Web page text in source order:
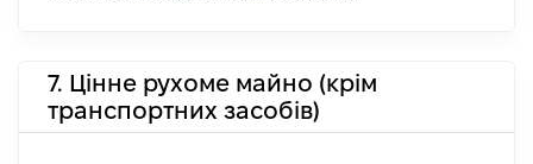
7. Цінне рухоме майно (крім
транспортних засобів)